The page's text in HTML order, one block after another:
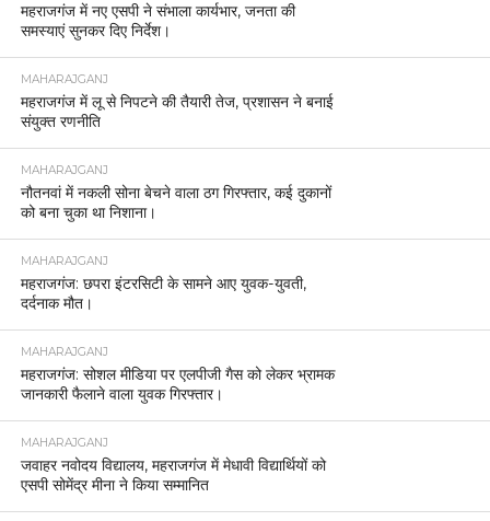
महराजगंज में नए एसपी ने संभाला कार्यभार, जनता की
समस्याएं सुनकर दिए निर्देश।
MAHARAJGANJ
महराजगंज में लू से निपटने की तैयारी तेज, प्रशासन ने बनाई
संयुक्त रणनीति
MAHARAJGANJ
नौतनवां में नकली सोना बेचने वाला ठग गिरफ्तार, कई दुकानों
को बना चुका था निशाना।
MAHARAJGANJ
महराजगंज: छपरा इंटरसिटी के सामने आए युवक-युवती,
दर्दनाक मौत।
MAHARAJGANJ
महराजगंज: सोशल मीडिया पर एलपीजी गैस को लेकर भ्रामक
जानकारी फैलाने वाला युवक गिरफ्तार।
MAHARAJGANJ
जवाहर नवोदय विद्यालय, महराजगंज में मेधावी विद्यार्थियों को
एसपी सोमेंद्र मीना ने किया सम्मानित